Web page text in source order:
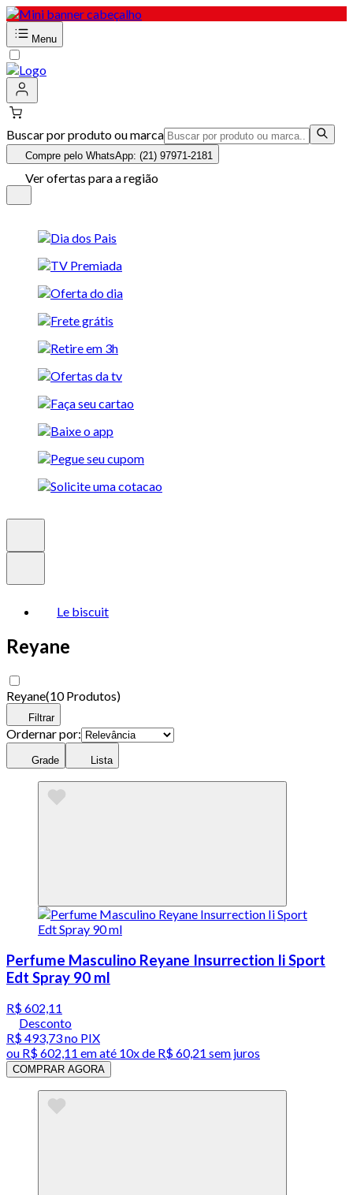
Menu
Buscar por produto ou marca
Compre pelo WhatsApp: (21) 97971-2181
Ver ofertas para a região
Le biscuit
Reyane
Reyane(10 Produtos)
Filtrar
Ordernar por:
Grade Lista
Perfume Masculino Reyane Insurrection Ii Sport
Edt Spray 90 ml
R$ 602,11
Desconto
R$ 493,73no PIX
ou R$ 602,11 em até 10x de R$ 60,21 sem juros
COMPRAR AGORA